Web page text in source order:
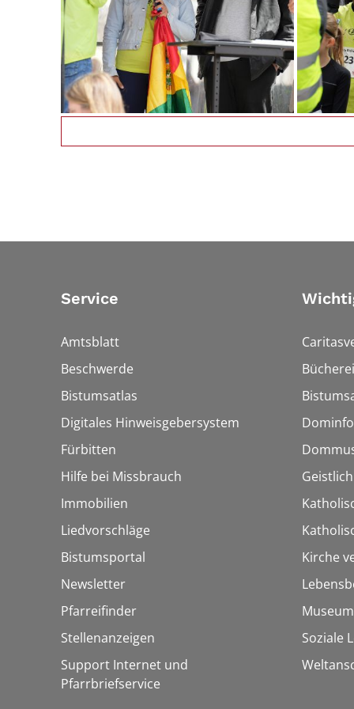
Service
Amtsblatt
Beschwerde
Bistumsatlas
Digitales Hinweisgebersystem
Fürbitten
Hilfe bei Missbrauch
Immobilien
Liedvorschläge
Bistumsportal
Newsletter
Pfarreifinder
Stellenanzeigen
Support Internet und
Pfarrbriefservice
Dominfo
Kirche
Soziale